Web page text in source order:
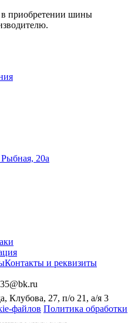
в приобретении шины
20а
Контакты и реквизиты
Клубова, 27, п/о 21, а/я 3
файлов Политика обработки